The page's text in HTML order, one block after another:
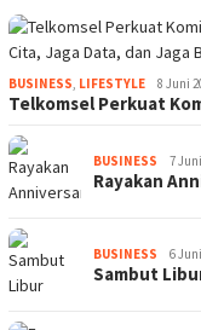
BUSINESS, LIFESTYLE 8 Juni
Telkomsel Perkuat
BUSINESS 7
Rayakan
BUSINESS 6
Sambut